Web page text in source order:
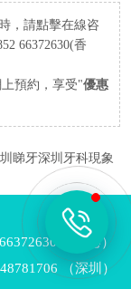
，請點擊在線咨
66372630(香
預約，享受"優惠
睇牙深圳牙科現象
（香港）
（深圳）